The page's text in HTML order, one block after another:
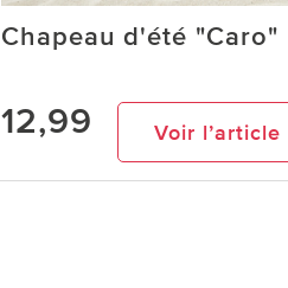
Chapeau d'été "Caro"
12,99 Voir l’article